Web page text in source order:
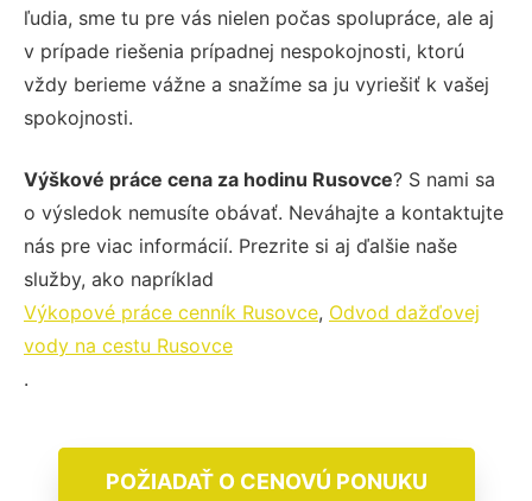
ľudia, sme tu pre vás nielen počas spolupráce, ale aj
v prípade riešenia prípadnej nespokojnosti, ktorú
vždy berieme vážne a snažíme sa ju vyriešiť k vašej
spokojnosti.
Výškové práce cena za hodinu Rusovce? S nami sa
o výsledok nemusíte obávať. Neváhajte a kontaktujte
nás pre viac informácií. Prezrite si aj ďalšie naše
služby, ako napríklad
Výkopové práce cenník Rusovce, Odvod dažďovej
vody na cestu Rusovce
.
POŽIADAŤ O CENOVÚ PONUKU